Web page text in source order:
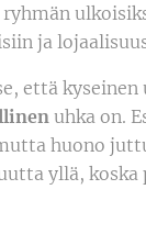
ja
että
uhka on.
huono
yllä, koska